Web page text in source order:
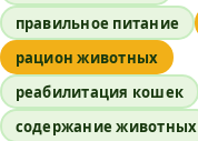
правильное питание
рацион животных
реабилитация кошек
содержание животных